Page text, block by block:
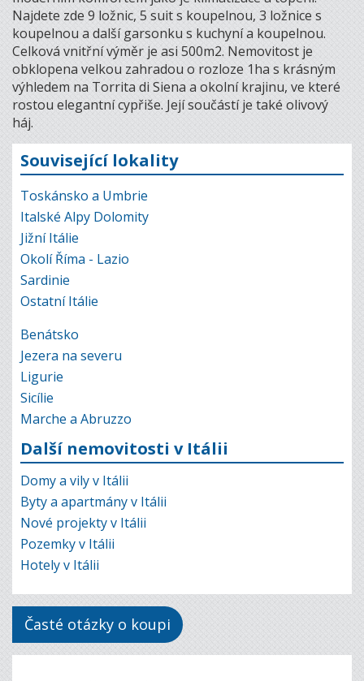
Najdete zde 9 ložnic, 5 suit s koupelnou, 3 ložnice s
koupelnou a další garsonku s kuchyní a koupelnou.
Celková vnitřní výměr je asi 500m2. Nemovitost je
obklopena velkou zahradou o rozloze 1ha s krásným
výhledem na Torrita di Siena a okolní krajinu, ve které
rostou elegantní cypřiše. Její součástí je také olivový
háj.
Související lokality
Toskánsko a Umbrie
Italské Alpy Dolomity
Jižní Itálie
Okolí Říma - Lazio
Sardinie
Ostatní Itálie
Benátsko
Jezera na severu
Ligurie
Sicílie
Marche a Abruzzo
Další nemovitosti v Itálii
Domy a vily v Itálii
Byty a apartmány v Itálii
Nové projekty v Itálii
Pozemky v Itálii
Hotely v Itálii
Časté otázky o koupi